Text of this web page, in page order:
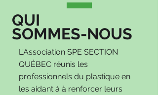
QUI
SOMMES-NOUS
L'Association SPE SECTION
QUÉBEC réunis les
professionnels du plastique en
les aidant à à renforcer leurs